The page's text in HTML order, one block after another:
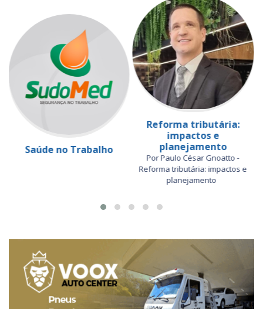
Saúde no Trabalho
Reforma tributária:
impactos e
planejamento
Por Paulo César Gnoatto -
Reforma tributária: impactos e
planejamento